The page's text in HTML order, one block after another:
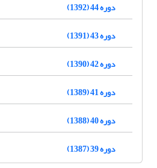
دوره 44 (1392)
دوره 43 (1391)
دوره 42 (1390)
دوره 41 (1389)
دوره 40 (1388)
دوره 39 (1387)